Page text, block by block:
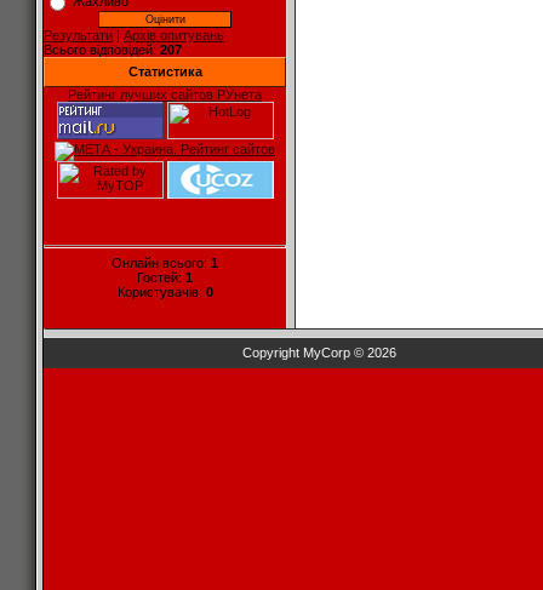
Результати | Архів опитувань
Всього відповідей: 207
Статистика
Рейтинг лучших сайтов РУнета
Онлайн всього: 1
Гостей: 1
Користувачів: 0
Copyright MyCorp © 2026